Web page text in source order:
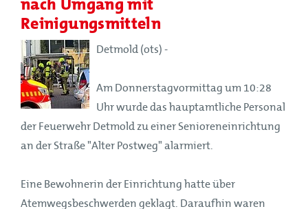
Reinigungsmitteln
Detmold (ots) -
Am Donnerstagvormittag um 10:28
Uhr wurde das hauptamtliche Personal
der Feuerwehr Detmold zu einer Senioreneinrichtung
an der Straße "Alter Postweg" alarmiert.
Eine Bewohnerin der Einrichtung hatte über
Atemwegsbeschwerden geklagt. Daraufhin waren